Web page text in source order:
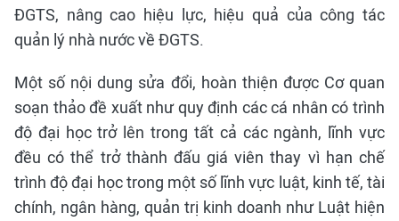
ĐGTS, nâng cao hiệu lực, hiệu quả của công tác
quản lý nhà nước về ĐGTS.
Một số nội dung sửa đổi, hoàn thiện được Cơ quan
soạn thảo đề xuất như quy định các cá nhân có trình
độ đại học trở lên trong tất cả các ngành, lĩnh vực
đều có thể trở thành đấu giá viên thay vì hạn chế
trình độ đại học trong một số lĩnh vực luật, kinh tế, tài
chính, ngân hàng, quản trị kinh doanh như Luật hiện